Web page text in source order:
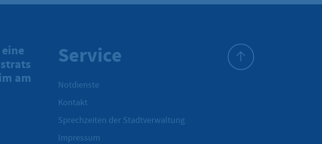
am
Service
Notdienste
Kontakt
Sprechzeiten der Stadtverwaltung
Impressum